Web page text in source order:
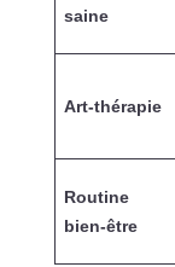
saine
Art-thérapie
Routine
bien-être